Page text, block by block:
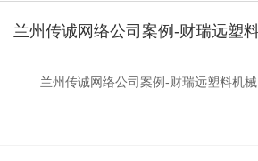
兰州传诚网络公司案例-财瑞远塑料机械